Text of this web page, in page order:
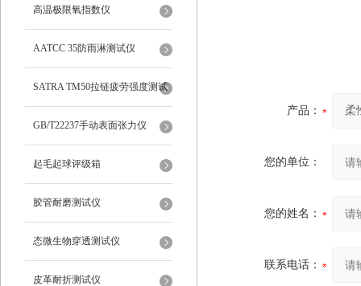
高温极限氧指数仪
AATCC 35防雨淋测试仪
SATRA TM50拉链疲劳强度测试
仪
GB/T22237手动表面张力仪
起毛起球评级箱
胶管耐磨测试仪
态微生物穿透测试仪
皮革耐折测试仪
产品：
您的单位：
您的姓名：
联系电话：